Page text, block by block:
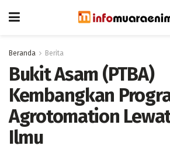
Beranda Berita
Bukit Asam (PTBA)
Kembangkan
Agrotomation
Ilmu